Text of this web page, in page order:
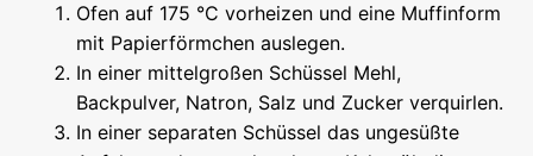
Ofen auf 175 °C vorheizen und eine Muffinform
mit Papierförmchen auslegen.
In einer mittelgroßen Schüssel Mehl,
Backpulver, Natron, Salz und Zucker verquirlen.
In einer separaten Schüssel das ungesüßte